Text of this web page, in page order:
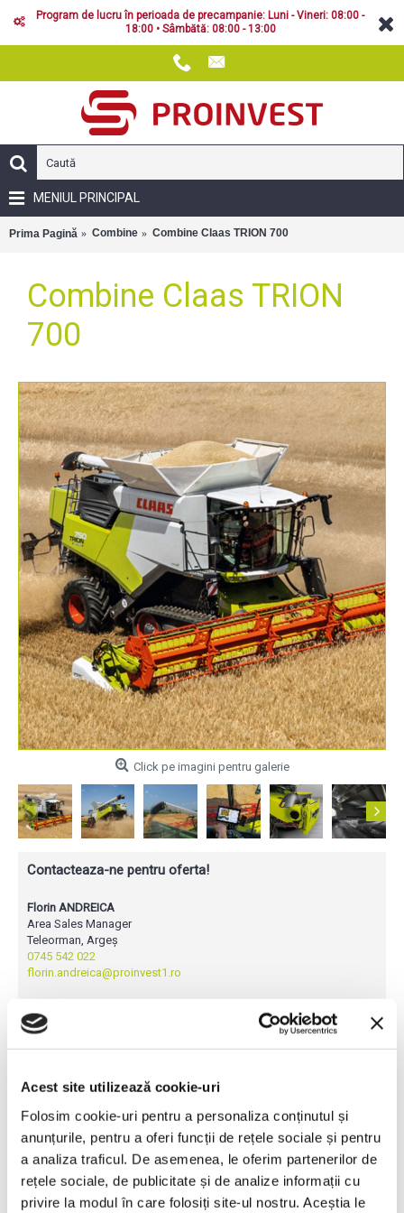
Acest site utilizează cookie-uri
Folosim cookie-uri pentru a personaliza conținutul și
anunțurile, pentru a oferi funcții de rețele sociale și pentru
a analiza traficul. De asemenea, le oferim partenerilor de
rețele sociale, de publicitate și de analize informații cu
privire la modul în care folosiți site-ul nostru. Aceștia le
Program de lucru în perioada de precampanie: Luni - Vineri: 08:00 -
18:00 • Sâmbătă: 08:00 - 13:00
MENIUL PRINCIPAL
Prima Pagină Combine Combine Claas TRION 700
Combine Claas TRION
700
Click pe imagini pentru galerie
Contacteaza-ne pentru oferta!
Florin ANDREICA
Area Sales Manager
Teleorman, Argeș
0745 542 022
florin.andreica@proinvest1.ro
Area Sales Manager
Ilfov, Giurgiu, Prahova, Dâmbovița
0745 073 799
Area Sales Manager
Dolj, Gorj, Olt, Mehedinți, Vâlcea
0751 291 530
vlad.atanasescu@proinvest1.ro